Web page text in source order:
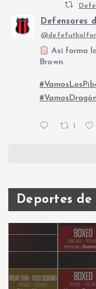
Defensores
Así forma
Brown.
#VamosDragón
1
Deportes